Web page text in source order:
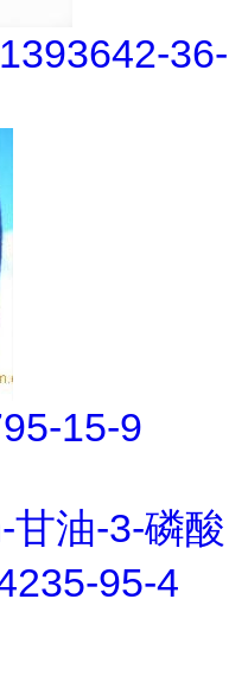
36-
15-9
甘油-3-磷酸
95-4